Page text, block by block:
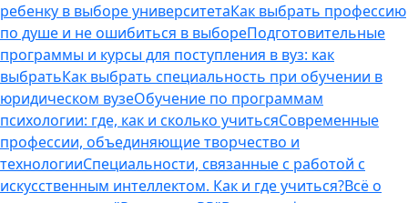
ребенку в выборе университетаКак выбрать профессию
по душе и не ошибиться в выбореПодготовительные
программы и курсы для поступления в вуз: как
выбратьКак выбрать специальность при обучении в
юридическом вузеОбучение по программам
психологии: где, как и сколько учитьсяСовременные
профессии, объединяющие творчество и
технологииСпециальности, связанные с работой с
искусственным интеллектом. Как и где учиться?Всё о